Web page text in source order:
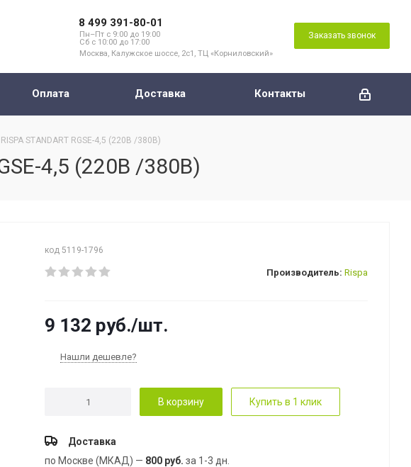
8 499 391-80-01
Пн–Пт с 9:00 до 19:00
Сб с 10:00 до 17:00
Москва, Калужское шоссе, 2с1, ТЦ «Корниловский»
Заказать звонок
Оплата Доставка Контакты
STANDART RGSE-4,5 (220В /380В)
4,5 (220В /380В)
код 5119-1796
Производитель: Rispa
9 132 руб./шт.
Нашли дешевле?
В корзину Купить в 1 клик
Доставка
по Москве (МКАД) — 800 руб. за 1-3 дн.